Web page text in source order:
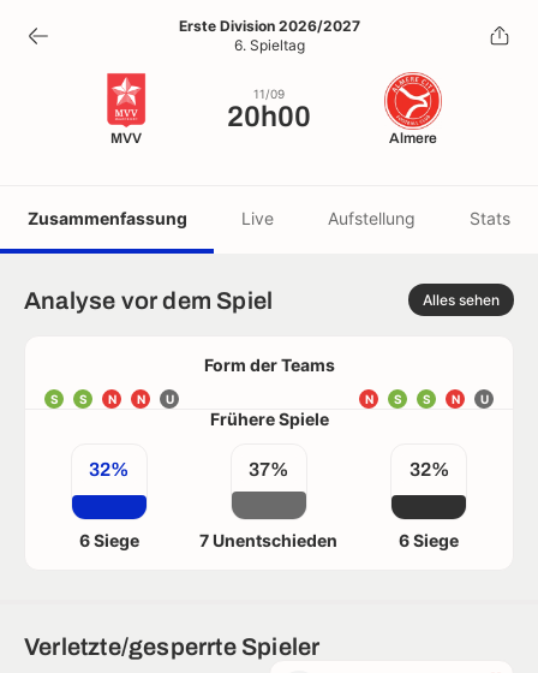
20h00
11/09
Erste Division 2026/2027
6. Spieltag
MVV
11/09
20h00
Almere
Zusammenfassung Live Aufstellung Stats
Analyse vor dem Spiel Alles sehen
Form der Teams
S S N N U U
N
S
S
N
Frühere Spiele
32%
6 Siege
37%
7 Unentschieden
32%
6 Siege
Verletzte/gesperrte Spieler